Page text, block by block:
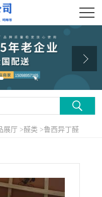
展厅 >醛类 >鲁西异丁醛